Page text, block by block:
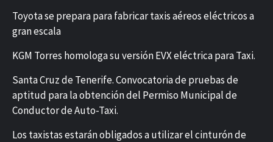
Toyota se prepara para fabricar taxis aéreos eléctricos a
gran escala
KGM Torres homologa su versión EVX eléctrica para Taxi.
Santa Cruz de Tenerife. Convocatoria de pruebas de
aptitud para la obtención del Permiso Municipal de
Conductor de Auto-Taxi.
Los taxistas estarán obligados a utilizar el cinturón de